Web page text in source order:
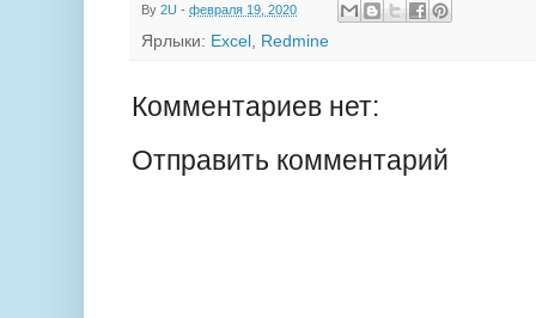
By 2U - февраля 19, 2020
Ярлыки: Excel , Redmine
Комментариев нет:
Отправить комментарий